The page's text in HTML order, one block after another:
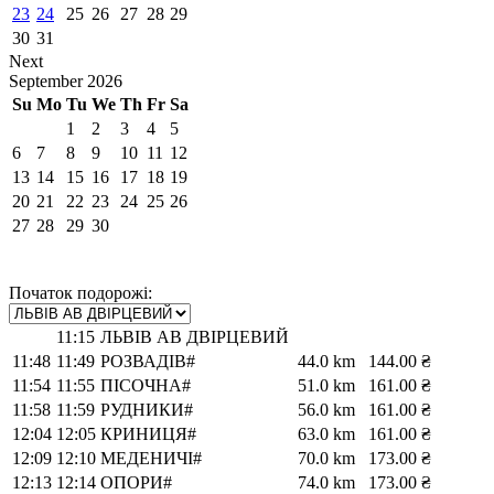
23 24 25 26 27 28 29
30 31
Next
September 2026
Su Mo Tu We Th Fr Sa
1
2 3 4
5
6
7 8 9 10 11 12
13 14 15 16 17 18 19
20 21 22 23 24 25 26
27 28 29 30
Початок подорожі:
11:15 ЛЬВІВ АВ ДВІРЦЕВИЙ
11:48 11:49 РОЗВАДІВ# 44.0 km
144.00 ₴
11:54 11:55 ПІСОЧНА# 51.0 km
161.00 ₴
11:58 11:59 РУДНИКИ# 56.0 km
161.00 ₴
12:04 12:05 КРИНИЦЯ# 63.0 km
161.00 ₴
12:09 12:10 МЕДЕНИЧІ# 70.0 km
173.00 ₴
12:13 12:14 ОПОРИ# 74.0 km
173.00 ₴